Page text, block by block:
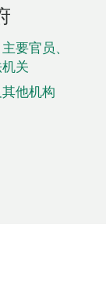
要官员、
关
他机构